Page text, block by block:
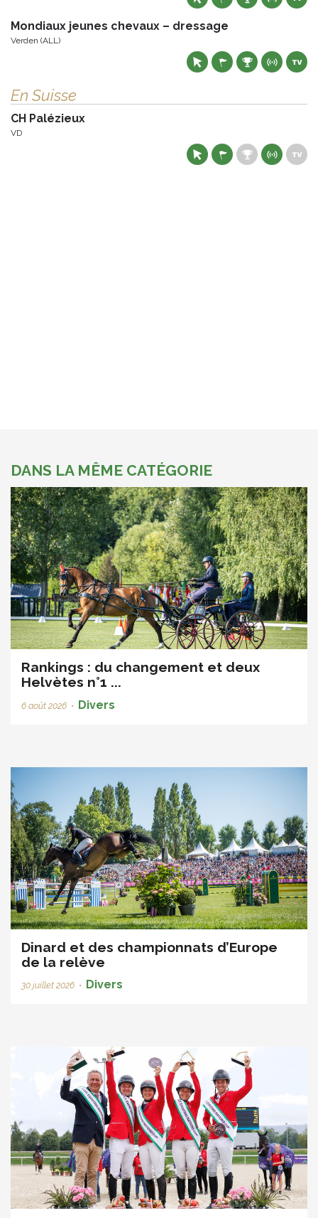
Mondiaux jeunes chevaux – dressage
Verden (ALL)
En Suisse
CH Palézieux
VD
DANS LA MÊME CATÉGORIE
Rankings : du changement et deux
Helvètes n°1 ...
6 août 2026 • Divers
Dinard et des championnats d’Europe
de la relève
30 juillet 2026 • Divers